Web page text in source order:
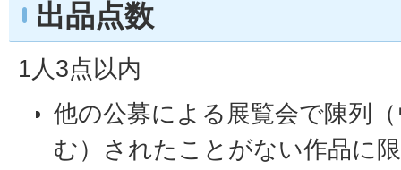
出品点数
1人3点以内
他の公募による展覧会で陳列
む）されたことがない作品に